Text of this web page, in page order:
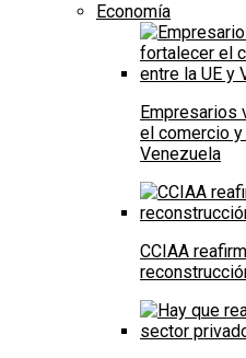
Economía
Empresarios
el comercio
Venezuela
CCIAA